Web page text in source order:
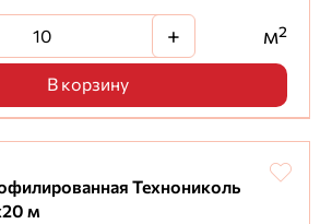
+ м²
В корзину
Технониколь
м